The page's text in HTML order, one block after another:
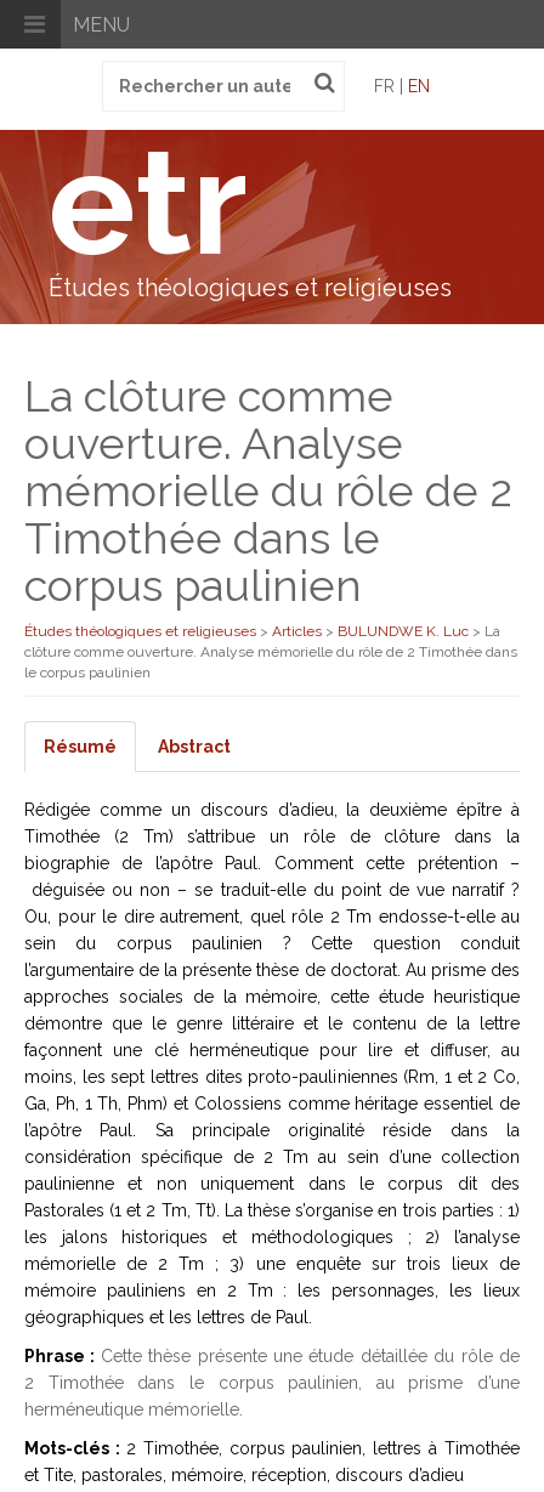
MENU
pour
FR | EN
etr
Études théologiques et religieuses
La clôture comme
ouverture. Analyse
mémorielle du rôle de 2
Timothée dans le
corpus paulinien
Études théologiques et religieuses > Articles > BULUNDWE K. Luc > La
clôture comme ouverture. Analyse mémorielle du rôle de 2 Timothée dans
le corpus paulinien
Résumé Abstract
Rédigée comme un discours d’adieu, la deuxième épître à
Timothée (2 Tm) s’attribue un rôle de clôture dans la
biographie de l’apôtre Paul. Comment cette prétention –
déguisée ou non – se traduit-elle du point de vue narratif ?
Ou, pour le dire autrement, quel rôle 2 Tm endosse-t-elle au
sein du corpus paulinien ? Cette question conduit
l’argumentaire de la présente thèse de doctorat. Au prisme des
approches sociales de la mémoire, cette étude heuristique
démontre que le genre littéraire et le contenu de la lettre
façonnent une clé herméneutique pour lire et diffuser, au
moins, les sept lettres dites proto-pauliniennes (Rm, 1 et 2 Co,
Ga, Ph, 1 Th, Phm) et Colossiens comme héritage essentiel de
l’apôtre Paul. Sa principale originalité réside dans la
considération spécifique de 2 Tm au sein d’une collection
paulinienne et non uniquement dans le corpus dit des
Pastorales (1 et 2 Tm, Tt). La thèse s’organise en trois parties : 1)
les jalons historiques et méthodologiques ; 2) l’analyse
mémorielle de 2 Tm ; 3) une enquête sur trois lieux de
mémoire pauliniens en 2 Tm : les personnages, les lieux
géographiques et les lettres de Paul.
Phrase : Cette thèse présente une étude détaillée du rôle de
2 Timothée dans le corpus paulinien, au prisme d’une
herméneutique mémorielle.
Mots-clés : 2 Timothée, corpus paulinien, lettres à Timothée
et Tite, pastorales, mémoire, réception, discours d’adieu